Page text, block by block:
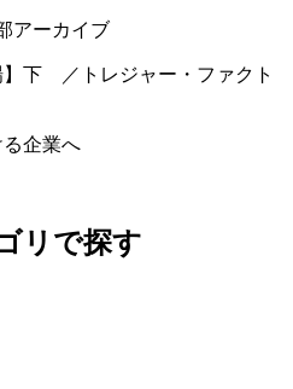
アーカイブ
】下 ／トレジャー・ファクト
企業へ
リで探す